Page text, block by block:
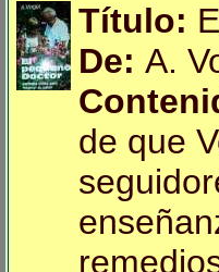
Título:
De: A.
de que